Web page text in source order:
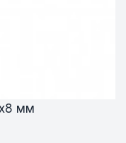
мм